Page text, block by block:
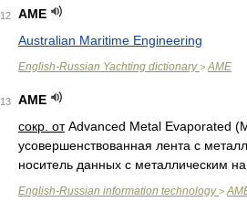
12
AME
Australian Maritime Engineering
English-Russian Yachting dictionary> AME
13
AME
сокр. отAdvanced Metal Evaporated
усовершенствованная лента с
носитель данных с металлическим
English-Russian information technology>